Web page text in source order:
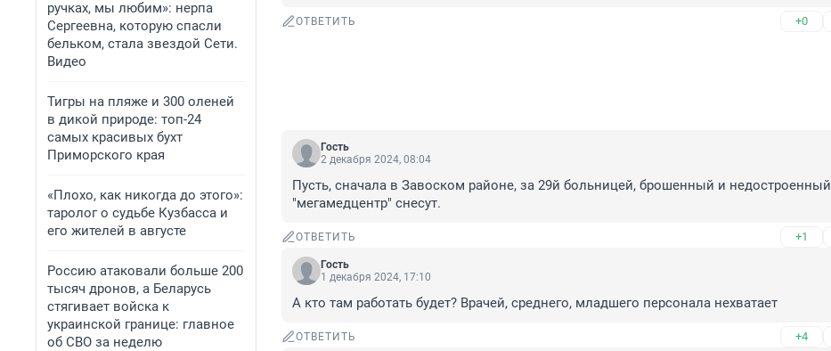
ручках, мы любим»: нерпа
Сергеевна, которую спасли
бельком, стала звездой Сети.
Видео
Тигры на пляже и 300 оленей
в дикой природе: топ-24
самых красивых бухт
Приморского края
«Плохо, как никогда до этого»:
таролог о судьбе Кузбасса и
его жителей в августе
Россию атаковали больше 200
тысяч дронов, а Беларусь
стягивает войска к
украинской границе: главное
об СВО за неделю
ОТВЕТИТЬ +0
Гость
2 декабря 2024, 08:04
Пусть, сначала в Завоском районе, за 29й больницей, брошенный и недостроенный
"мегамедцентр" снесут.
ОТВЕТИТЬ +1
Гость
1 декабря 2024, 17:10
А кто там работать будет? Врачей, среднего, младшего персонала нехватает
ОТВЕТИТЬ +4